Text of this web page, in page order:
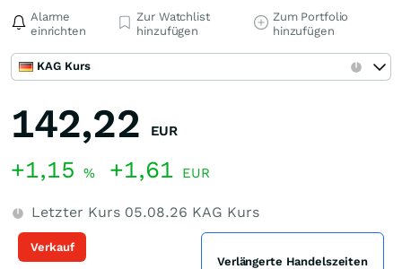
Alarme
einrichten
Zur Watchlist
hinzufügen
Zum Portfolio
hinzufügen
KAG Kurs
142,22 EUR
+1,15 % +1,61 EUR
Letzter Kurs 05.08.26 KAG Kurs
Verkauf
Verlängerte Handelszeiten